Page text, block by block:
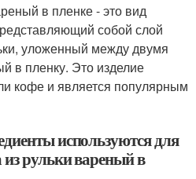
в пленке - это вид
собой слой
уложенный между двумя
в пленку. Это изделие
кофе и является популярным
используются для
из рульки вареный в